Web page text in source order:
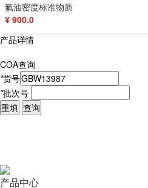
氟油密度标准物质
¥ 900.0
产品详情
COA查询
*货号
*批次号
重填 查询
产品中心